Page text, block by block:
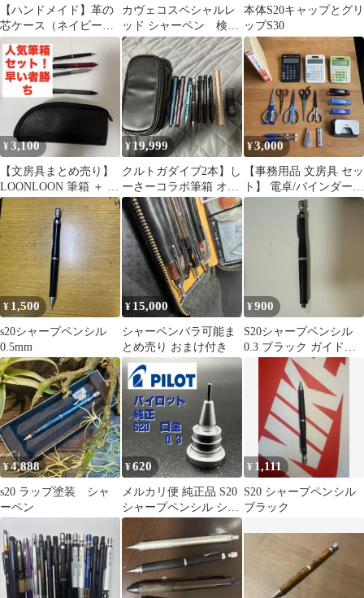
【ハンドメイド】革の
芯ケース（ネイビー）
シャー芯入れ レザーク
ラフト
カヴェコスペシャルレ
ッド シャーペン 検
索 ロットリング600
S20 野原工芸
本体S20キャップとグリ
ップS30
¥3,100
【文房具まとめ売り】
LOONLOON 筆箱 ＋ パ
イロット S20 他人気4
本
¥ 19,999
クルトガダイブ2本】し
ーさーコラボ筆箱 オレ
ンズネロ等 まとめ売
り
¥3,000
【事務用品 文房具 セッ
ト】 電卓/バインダー/
鋏/パンチ/ホチキス 他
¥ 1,500
s20シャープペンシル
0.5mm
¥ 15,000
シャーペンバラ可能ま
とめ売り おまけ付き
¥900
S20シャープペンシル
0.3 ブラック ガイドパ
イプなし
¥4,888
s20 ラップ塗装 シャ
ーペン
¥620
メルカリ便 純正品 S20
シャープペンシル シャ
ーペン 口金 0.3 088
¥ 1,111
S20 シャープペンシル
ブラック